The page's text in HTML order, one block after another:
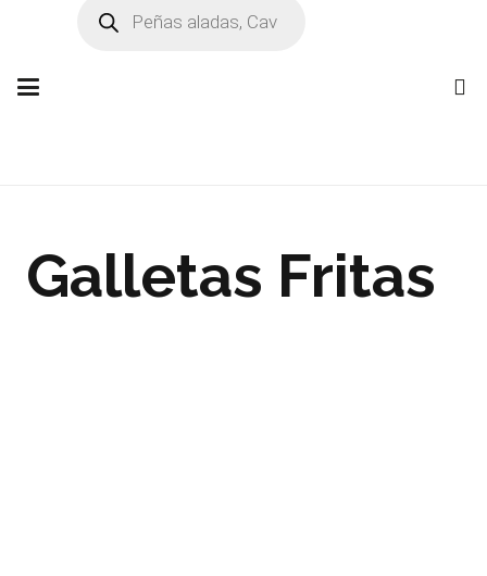
productos
Galletas Fritas